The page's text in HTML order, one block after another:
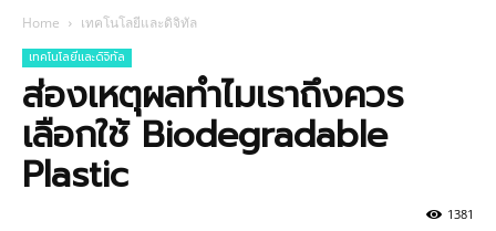
Home เทคโนโลยีและดิจิทัล
เทคโนโลยีและดิจิทัล
ส่องเหตุผลทำไมเราถึงควร
เลือกใช้ Biodegradable
Plastic
1381